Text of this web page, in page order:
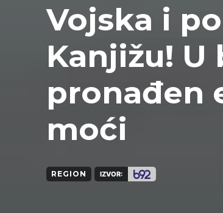
Vojska i
Kanjižu! U
pronađen
moći
REGION IZVOR: